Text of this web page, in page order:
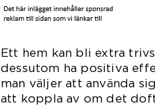
Ett hem kan bli extra
dessutom ha positiva
man väljer att använda
att koppla av om det